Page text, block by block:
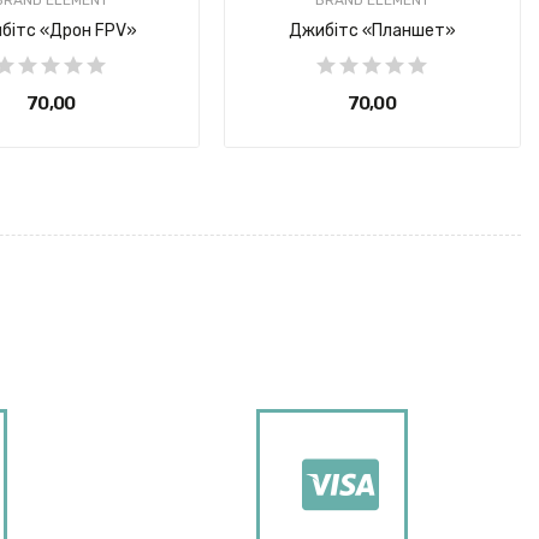
«Дрон FPV»
70,00 ₴
Джибітс «Планшет»
70,00 ₴
BRAND ELEMENT